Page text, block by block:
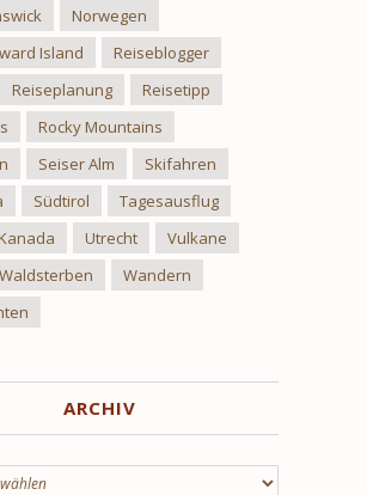
Norwegen
Island
Reiseblogger
Reiseplanung
Reisetipp
Rocky Mountains
Seiser Alm
Skifahren
Südtirol
Tagesausflug
Utrecht
Vulkane
Waldsterben
Wandern
ARCHIV